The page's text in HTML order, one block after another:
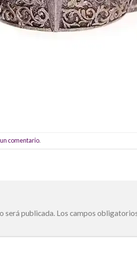
comentario.
será publicada. Los campos